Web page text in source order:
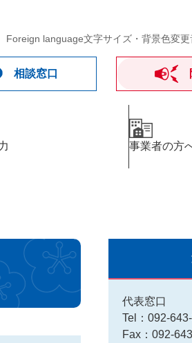
Foreign language文字サイズ・背景色変更
相談窓口
事業者の方
代表窓口
Tel：092-
Fax：092-